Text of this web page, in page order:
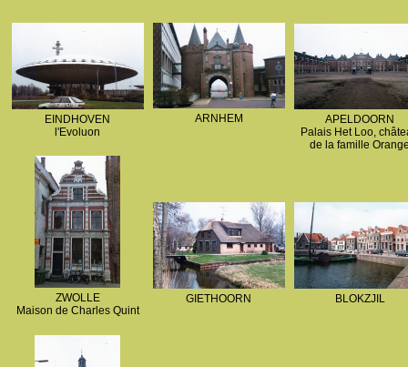
EINDHOVEN
l'Evoluon
ARNHEM
APELDOORN
Palais Het Loo,
de la famille
ZWOLLE
Maison de Charles Quint
GIETHOORN BLOKZJIL